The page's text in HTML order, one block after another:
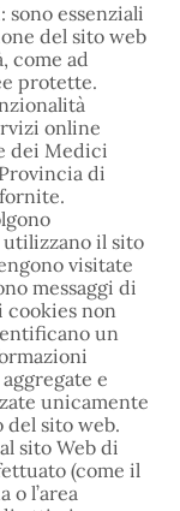
sono essenziali
del sito web
come ad
protette.
online
dei Medici
di
il sito
visitate
messaggi di
cookies non
un
e
unicamente
sito web.
sito Web di
(come il
o l’area